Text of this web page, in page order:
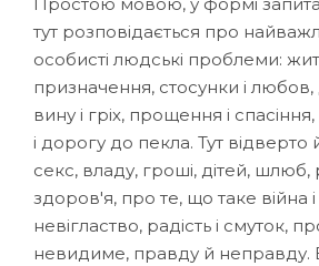
тут розповідається про
особисті людські проблеми:
призначення, стосунки і любов,
вину і гріх, прощення і
і дорогу до пекла. Тут
секс, владу, гроші, дітей, шлюб,
здоров'я, про те, що таке війна
невігластво, радість і смуток,
невидиме, правду й неправду.